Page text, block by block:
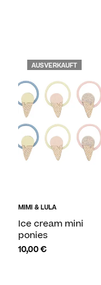
AUSVERKAUFT
MIMI & LULA
Ice cream mini
ponies
10,00€